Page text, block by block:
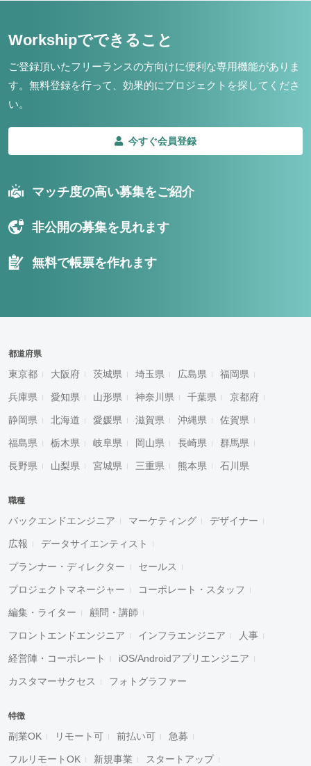
Workshipでできること
ご登録頂いたフリーランスの方向けに便利な専用機能がありま
す。 無料登録を行って、効果的にプロジェクトを探してくださ
い。
今すぐ会員登録
マッチ度の高い募集をご紹介
非公開の募集を見れます
無料で帳票を作れます
都道府県
東京都 大阪府 茨城県 埼玉県 広島県 福岡県
兵庫県 愛知県 山形県 神奈川県 千葉県 京都府
静岡県 北海道 愛媛県 滋賀県 沖縄県 佐賀県
福島県 栃木県 岐阜県 岡山県 長崎県 群馬県
長野県 山梨県 宮城県 三重県 熊本県 石川県
職種
バックエンドエンジニア マーケティング デザイナー
広報 データサイエンティスト
プランナー・ディレクター セールス
プロジェクトマネージャー コーポレート・スタッフ
編集・ライター 顧問・講師
フロントエンドエンジニア インフラエンジニア 人事
経営陣・コーポレート iOS/Androidアプリエンジニア
カスタマーサクセス フォトグラファー
特徴
副業OK リモート可 前払い可 急募
フルリモートOK 新規事業 スタートアップ